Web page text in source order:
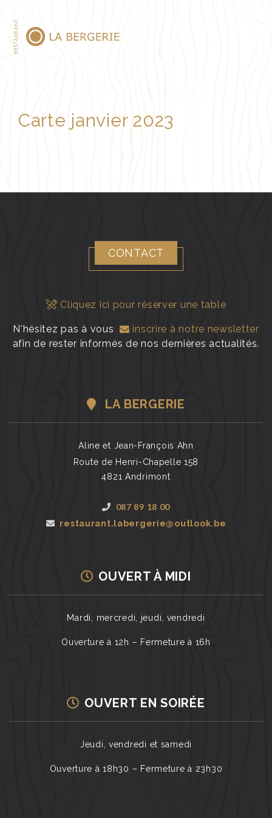
Carte janvier 2023
CONTACT
Cliquez ici pour réserver une table
N'hésitez pas à vous
inscrire à notre newsletter
afin de rester informés de nos dernières actualités.
LA BERGERIE
Aline et Jean-François Ahn
Route de Henri-Chapelle 158
4821 Andrimont
087 89 18 00
restaurant.labergerie@outlook.be
OUVERT À MIDI
Mardi, mercredi, jeudi, vendredi
Ouverture à 12h – Fermeture à 16h
OUVERT EN SOIRÉE
Jeudi, vendredi et samedi
Ouverture à 18h30 – Fermeture à 23h30